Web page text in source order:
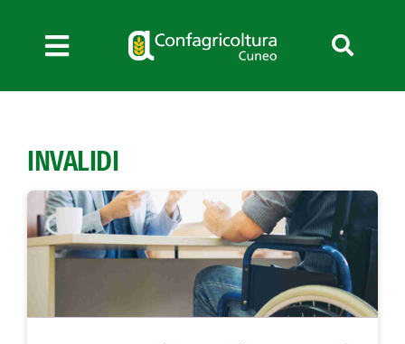
contenuto
Toggle
Navigation
News
Bandi
Formazione
Convenzioni
L’Agricoltore cuneese
INVALIDI